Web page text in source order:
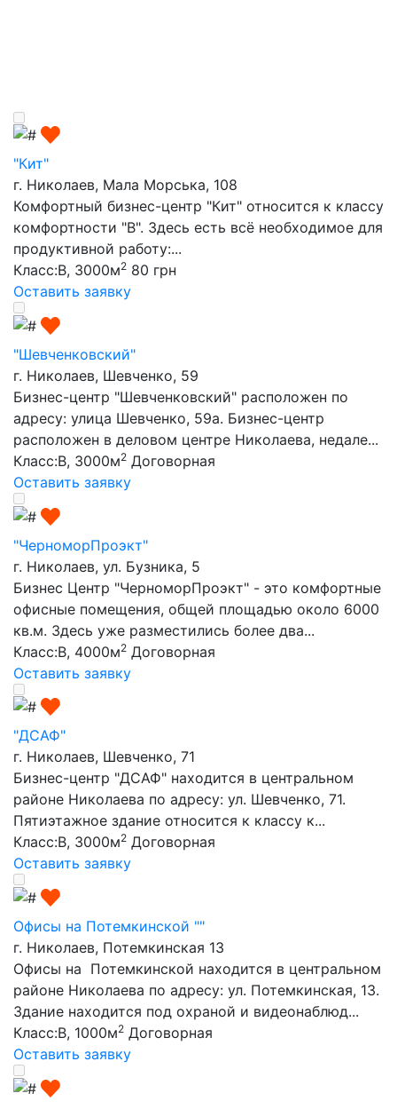
"Кит"
г. Николаев, Мала Морська, 108
Комфортный бизнес-центр "Кит" относится к классу
комфортности "В". Здесь есть всё необходимое для
продуктивной работу:...
Класс:B, 3000м2 80 грн
Оставить заявку
"Шевченковский"
г. Николаев, Шевченко, 59
Бизнес-центр "Шевченковский" расположен по
адресу: улица Шевченко, 59а. Бизнес-центр
расположен в деловом центре Николаева, недале...
Класс:B, 3000м2 Договорная
Оставить заявку
"ЧерноморПроэкт"
г. Николаев, ул. Бузника, 5
Бизнес Центр "ЧерноморПроэкт" - это комфортные
офисные помещения, общей площадью около 6000
кв.м. Здесь уже разместились более два...
Класс:B, 4000м2 Договорная
Оставить заявку
"ДСАФ"
г. Николаев, Шевченко, 71
Бизнес-центр "ДСАФ" находится в центральном
районе Николаева по адресу: ул. Шевченко, 71.
Пятиэтажное здание относится к классу к...
Класс:B, 3000м2 Договорная
Оставить заявку
Офисы на Потемкинской ""
г. Николаев, Потемкинская 13
Офисы на Потемкинской находится в центральном
районе Николаева по адресу: ул. Потемкинская, 13.
Здание находится под охраной и видеонаблюд...
Класс:B, 1000м2 Договорная
Оставить заявку